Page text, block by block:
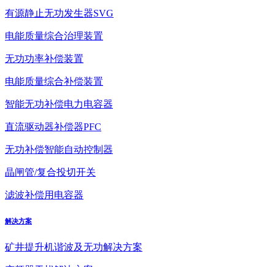
有源静止无功发生器SVG
电能质量综合治理装置
无功功率补偿装置
电能质量综合补偿装置
智能无功补偿电力电容器
直流驱动器补偿器PFC
无功补偿智能自动控制器
晶闸管/复合投切开关
滤波补偿用电容器
解决方案
矿井提升机谐波及无功解决方案